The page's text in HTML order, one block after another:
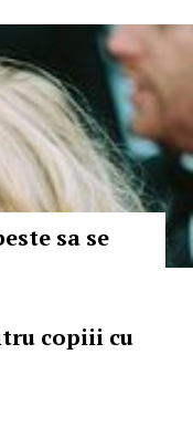
sa se
copiii cu